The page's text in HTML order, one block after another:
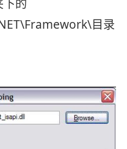
的
目录